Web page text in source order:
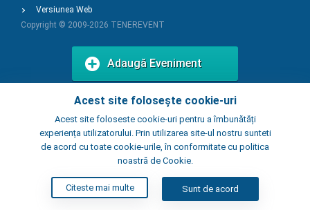
Acest site folosește cookie-uri
Acest site foloseste cookie-uri pentru a îmbunătăți
experiența utilizatorului. Prin utilizarea site-ul nostru sunteti
de acord cu toate cookie-urile, în conformitate cu politica
noastră de Cookie.
Citeste mai multe Sunt de acord
Versiunea Web
Copyright © 2009-2026 TENEREVENT
Adaugă Eveniment
Adaugă Local